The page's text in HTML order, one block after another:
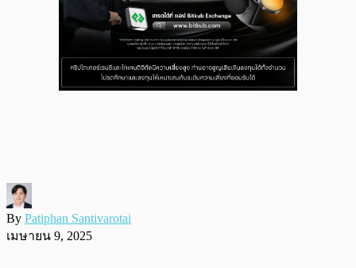
By Patiphan Santivarotai
เมษายน 9, 2025